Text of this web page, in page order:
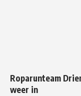
Roparunteam
weer in